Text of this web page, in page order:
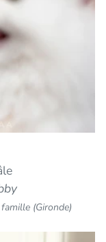
(Gironde)